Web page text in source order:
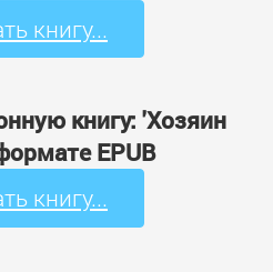
книгу...
книгу: 'Хозяин
EPUB
книгу...